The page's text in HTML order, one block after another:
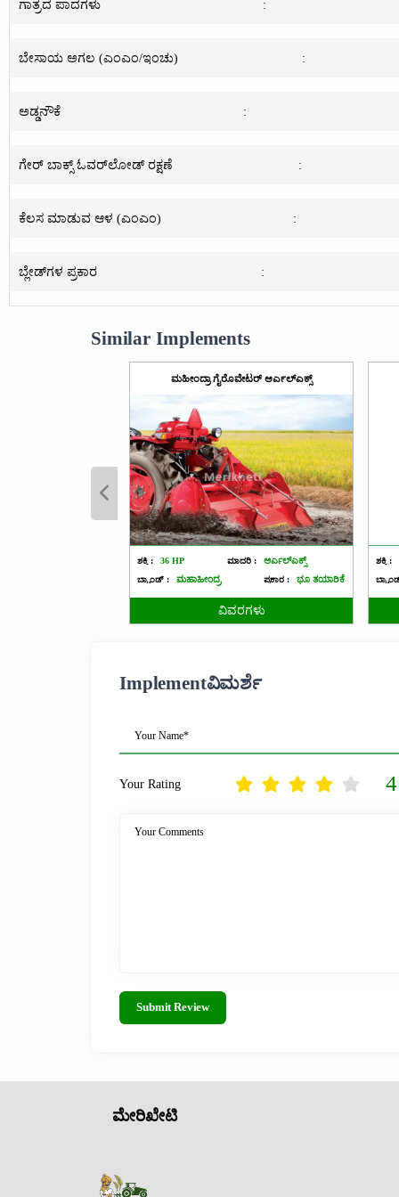
ಗಾತ್ರದ ಪಾದಗಳು :
ಬೇಸಾಯ ಅಗಲ (ಎಂಎಂ/ಇಂಚು) :
ಅಡ್ಡನೌಕೆ :
ಗೇರ್ ಬಾಕ್ಸ್ ಓವರ್‌ಲೋಡ್ ರಕ್ಷಣೆ :
ಕೆಲಸ ಮಾಡುವ ಆಳ (ಎಂಎಂ) :
ಬ್ಲೇಡ್‌ಗಳ ಪ್ರಕಾರ :
Similar Implements
ಮಹೀಂದ್ರಾ ಗೈರೊವೇಟರ್ ಆರ್ಎಲ್ಎಕ್ಸ್
ಶಕ್ತಿ : 36 HP ಮಾದರಿ :
ಆರ್ಎಲ್ಎಕ್ಸ್
ಬ್ರ್ಯಾಂಡ್ :
ಮಹಾಹೀಂದ್ರ ಪ್ರಕಾರ : ಭೂ ತಯಾರಿಕೆ
ವಿವರಗಳು
ಶಕ್ತಿ :
Implementವಿಮರ್ಶೆ
Your Name*
Your Rating 4
Your Comments
Submit Review
ಮೇರಿಖೇಟಿ